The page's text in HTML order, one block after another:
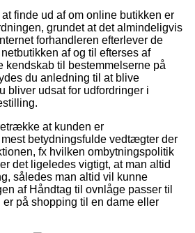
finde ud af om online butikken er
grundet at det almindeligvis
forhandleren efterlever de
af og til efterses af
kendskab til bestemmelserne på
du anledning til at blive
bliver udsat for udfordringer i
at kunden er
betydningsfulde vedtægter der
fx hvilken ombytningspolitik
det ligeledes vigtigt, at man altid
således man altid vil kunne
af Håndtag til ovnlåge passer til
er på shopping til en dame eller